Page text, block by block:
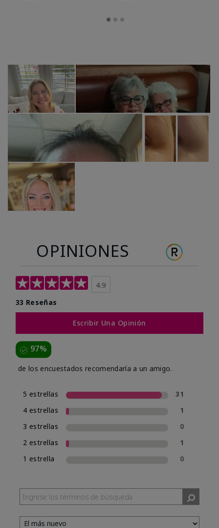
OPINIONES
4.9
33 Reseñas
Escribir Una Opinión
97%
de los encuestados recomendaría a un amigo.
5 estrellas
31
4 estrellas
1
3 estrellas
0
2 estrellas
1
1 estrella
0